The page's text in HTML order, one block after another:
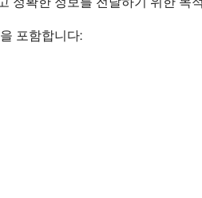
포함합니다: